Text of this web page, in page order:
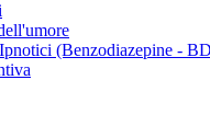
(Benzodiazepine -